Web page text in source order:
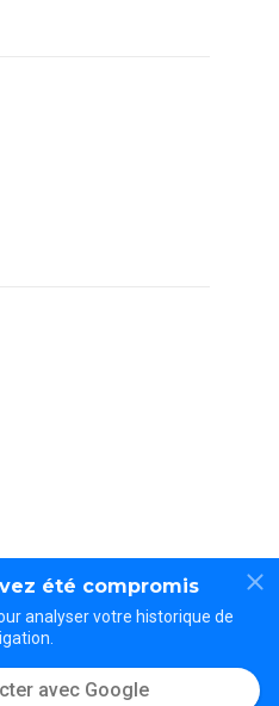
été compromis
analyser votre historique de
avec Google